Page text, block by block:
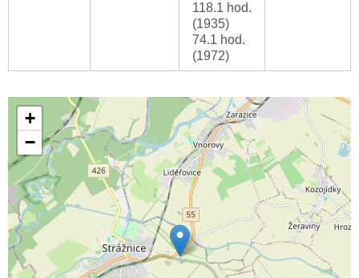
118.1 hod.
(1935)
74.1 hod.
(1972)
+
−